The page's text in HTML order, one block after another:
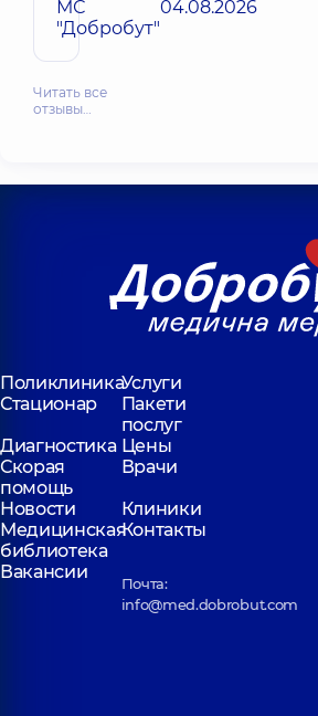
МС
"Добробут"
04.08.2026
Читать все
отзывы…
ПоликлиникаУслуги
Стационар
Пакети
послуг
Диагностика Цены
Скорая
помощь
Врачи
Новости
Клиники
Медицинская
библиотека
Контакты
Вакансии
Почта:
info@med.dobrobut.com